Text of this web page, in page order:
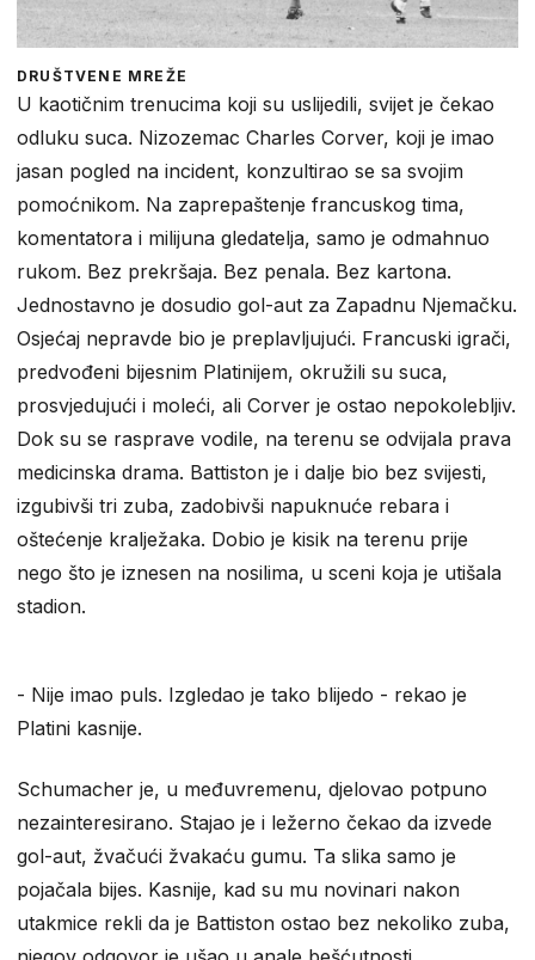
DRUŠTVENE MREŽE
U kaotičnim trenucima koji su uslijedili, svijet je čekao
odluku suca. Nizozemac Charles Corver, koji je imao
jasan pogled na incident, konzultirao se sa svojim
pomoćnikom. Na zaprepaštenje francuskog tima,
komentatora i milijuna gledatelja, samo je odmahnuo
rukom. Bez prekršaja. Bez penala. Bez kartona.
Jednostavno je dosudio gol-aut za Zapadnu Njemačku.
Osjećaj nepravde bio je preplavljujući. Francuski igrači,
predvođeni bijesnim Platinijem, okružili su suca,
prosvjedujući i moleći, ali Corver je ostao nepokolebljiv.
Dok su se rasprave vodile, na terenu se odvijala prava
medicinska drama. Battiston je i dalje bio bez svijesti,
izgubivši tri zuba, zadobivši napuknuće rebara i
oštećenje kralježaka. Dobio je kisik na terenu prije
nego što je iznesen na nosilima, u sceni koja je utišala
stadion.
​- Nije imao puls. Izgledao je tako blijedo - rekao je
Platini kasnije.
Schumacher je, u međuvremenu, djelovao potpuno
nezainteresirano. Stajao je i ležerno čekao da izvede
gol-aut, žvačući žvakaću gumu. Ta slika samo je
pojačala bijes. Kasnije, kad su mu novinari nakon
utakmice rekli da je Battiston ostao bez nekoliko zuba,